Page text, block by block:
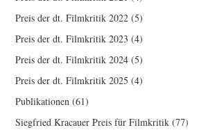
Preis der dt. Filmkritik 2022 (5)
Preis der dt. Filmkritik 2023 (4)
Preis der dt. Filmkritik 2024 (5)
Preis der dt. Filmkritik 2025 (4)
Publikationen (61)
Siegfried Kracauer Preis für Filmkritik (77)